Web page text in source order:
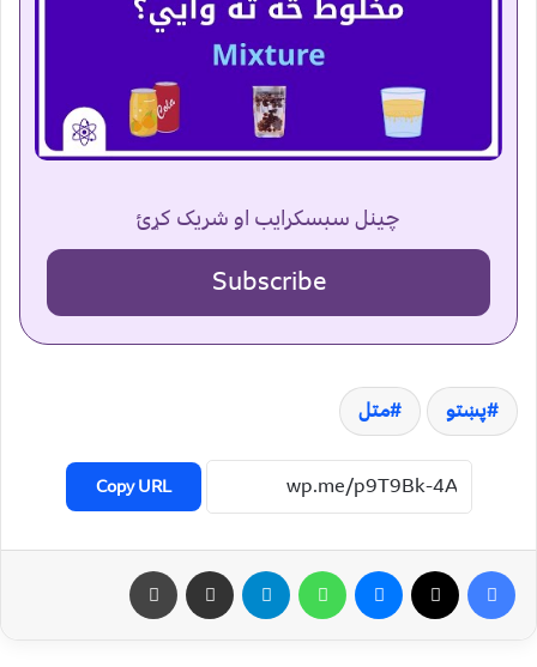
چینل سبسکرایب او شریک کړئ
Subscribe
پښتو متل
Copy URL